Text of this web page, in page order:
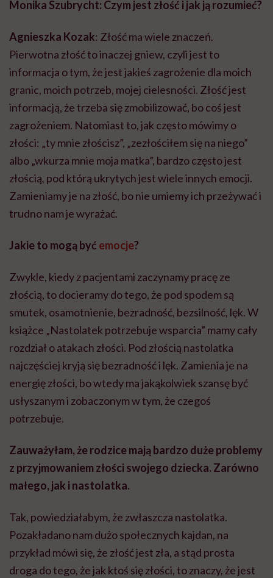
Monika Szubrycht: Czym jest złość i jak ją rozumieć?
Agnieszka Kozak: Złość ma wiele znaczeń.
Pierwotna złość to inaczej gniew, czyli jest to
informacja o tym, że jest jakieś zagrożenie dla moich
granic, moich potrzeb, mojej cielesności. Złość jest
informacją, że trzeba się zmobilizować, bo coś jest
zagrożeniem. Natomiast to, jak często mówimy o
złości: „ty mnie złościsz”, „zezłościłem się na niego”
albo „wkurza mnie moja matka”, bardzo często jest
złością, pod którą ukrytych jest wiele innych emocji.
Zamieniamy je na złość, bo nie umiemy ich przeżywać i
trudno nam je wyrażać.
Jakie to mogą być emocje?
Zwykle, kiedy z pacjentami zaczynamy pracę ze
złością, to docieramy do tego, że pod spodem są
smutek, osamotnienie, bezradność, bezsilność, lęk. W
książce „Nastolatek potrzebuje wsparcia” mamy cały
rozdział o atakach złości. Pod złością nastolatka
najczęściej kryją się bezradność i lęk. Zamienia je na
energię złości, bo wtedy ma jakąkolwiek szansę być
usłyszanym i zobaczonym w tym, że czegoś
potrzebuje.
Zauważyłam, że rodzice mają bardzo duże problemy
z przyjmowaniem złości swojego dziecka. Zarówno
małego, jak i nastolatka.
Tak, powiedziałabym, że zwłaszcza nastolatka.
Pozakładano nam dużo społecznych kajdan, na
przykład mówi się, że złość jest zła, a stąd prosta
droga do tego, że jak ktoś się złości, to znaczy, że jest